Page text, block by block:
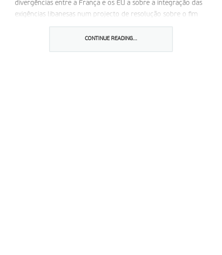
divergências entre a França e os EU a sobre a integração das
exigências libanesas num projecto de resolução sobre o fim
acordo no Conselho de Segurança.
CONTINUE READING...